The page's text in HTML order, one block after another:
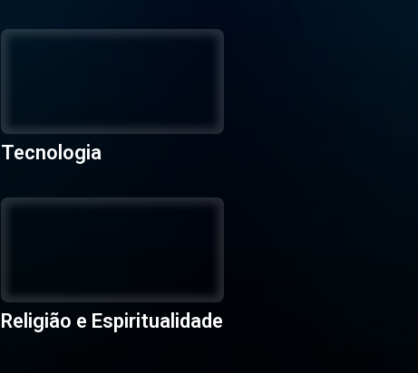
Tecnologia
Religião e Espiritualidade